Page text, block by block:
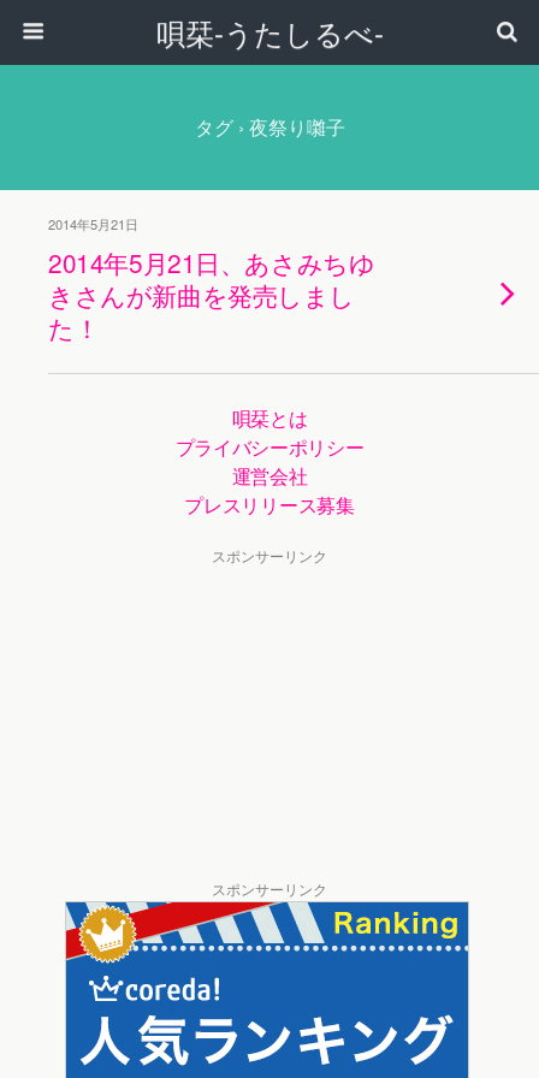
唄栞-うたしるべ-
タグ › 夜祭り囃子
2014年5月21日
2014年5月21日、あさみちゆ
きさんが新曲を発売しまし
た！
唄栞とは
プライバシーポリシー
運営会社
プレスリリース募集
スポンサーリンク
スポンサーリンク